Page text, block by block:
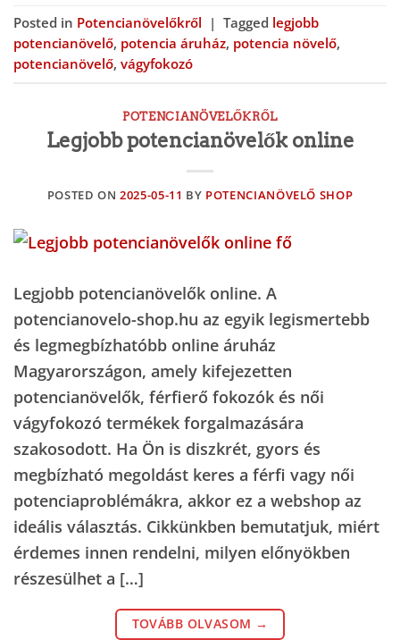
Posted in Potencianövelőkről | Tagged legjobb
potencianövelő, potencia áruház, potencia növelő,
potencianövelő, vágyfokozó
POTENCIANÖVELŐKRŐL
Legjobb potencianövelők online
POSTED ON2025-05-11 BY POTENCIANÖVELŐ SHOP
Legjobb potencianövelők online. A
potencianovelo-shop.hu az egyik legismertebb
és legmegbízhatóbb online áruház
Magyarországon, amely kifejezetten
potencianövelők, férfierő fokozók és női
vágyfokozó termékek forgalmazására
szakosodott. Ha Ön is diszkrét, gyors és
megbízható megoldást keres a férfi vagy női
potenciaproblémákra, akkor ez a webshop az
ideális választás. Cikkünkben bemutatjuk, miért
érdemes innen rendelni, milyen előnyökben
részesülhet a […]
TOVÁBB OLVASOM →